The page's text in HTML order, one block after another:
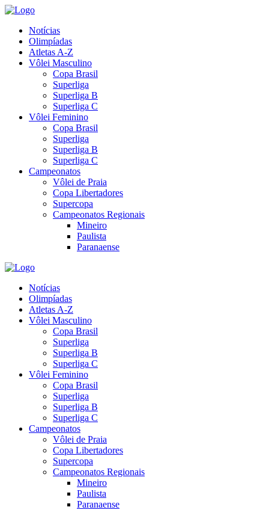
Notícias
Olimpíadas
Atletas A-Z
Vôlei Masculino
Copa Brasil
Superliga
Superliga B
Superliga C
Vôlei Feminino
Copa Brasil
Superliga
Superliga B
Superliga C
Campeonatos
Vôlei de Praia
Copa Libertadores
Supercopa
Campeonatos Regionais
Mineiro
Paulista
Paranaense
Notícias
Olimpíadas
Atletas A-Z
Vôlei Masculino
Copa Brasil
Superliga
Superliga B
Superliga C
Vôlei Feminino
Copa Brasil
Superliga
Superliga B
Superliga C
Campeonatos
Vôlei de Praia
Copa Libertadores
Supercopa
Campeonatos Regionais
Mineiro
Paulista
Paranaense